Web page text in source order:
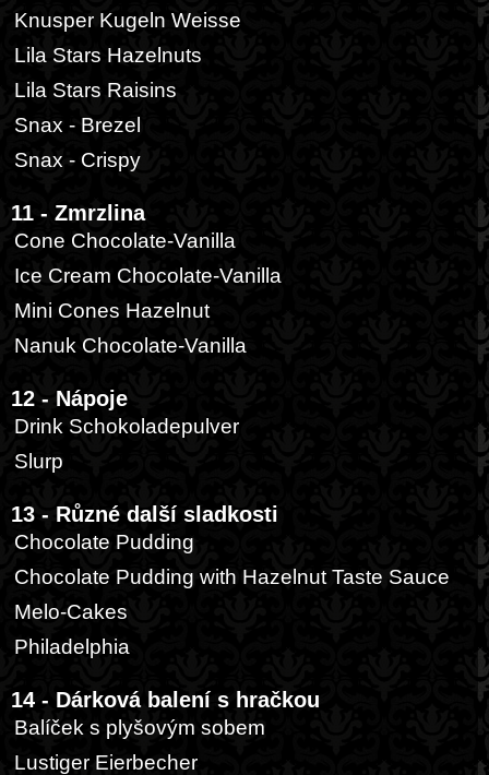
Knusper Kugeln Weisse
Lila Stars Hazelnuts
Lila Stars Raisins
Snax - Brezel
Snax - Crispy
11 - Zmrzlina
Cone Chocolate-Vanilla
Ice Cream Chocolate-Vanilla
Mini Cones Hazelnut
Nanuk Chocolate-Vanilla
12 - Nápoje
Drink Schokoladepulver
Slurp
13 - Různé další sladkosti
Chocolate Pudding
Chocolate Pudding with Hazelnut Taste Sauce
Melo-Cakes
Philadelphia
14 - Dárková balení s hračkou
Balíček s plyšovým sobem
Lustiger Eierbecher